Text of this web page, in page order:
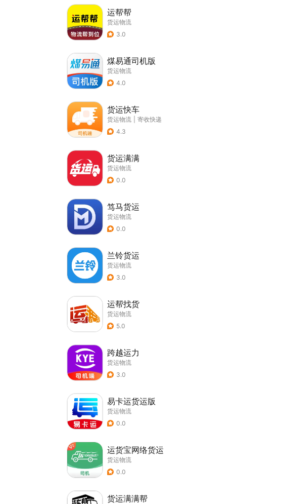
运帮帮
货运物流
3.0
煤易通司机版
货运物流
4.0
货运快车
货运物流
寄收快递
4.3
货运满满
货运物流
0.0
笃马货运
货运物流
0.0
兰铃货运
货运物流
3.0
运帮找货
货运物流
5.0
跨越运力
货运物流
3.0
易卡运货运版
货运物流
0.0
运货宝网络货运
货运物流
0.0
货运满满帮